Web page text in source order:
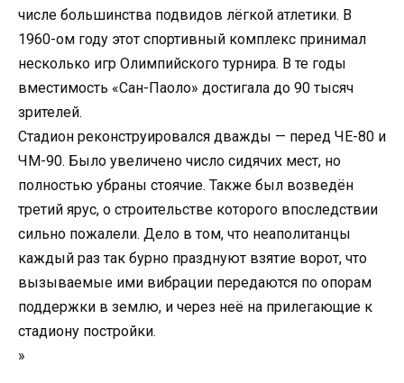
числе большинства подвидов лёгкой атлетики. В
1960-ом году этот спортивный комплекс принимал
несколько игр Олимпийского турнира. В те годы
вместимость «Сан-Паоло» достигала до 90 тысяч
зрителей.
Стадион реконструировался дважды — перед ЧЕ-80 и
ЧМ-90. Было увеличено число сидячих мест, но
полностью убраны стоячие. Также был возведён
третий ярус, о строительстве которого впоследствии
сильно пожалели. Дело в том, что неаполитанцы
каждый раз так бурно празднуют взятие ворот, что
вызываемые ими вибрации передаются по опорам
поддержки в землю, и через неё на прилегающие к
стадиону постройки.
»